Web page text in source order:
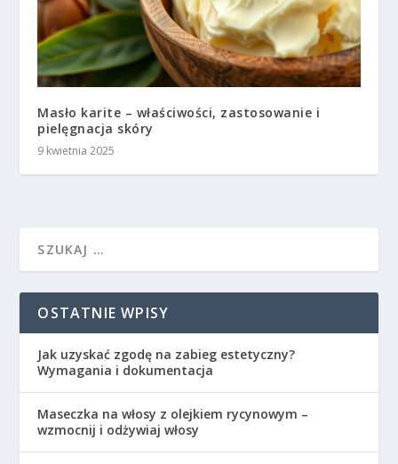
Masło karite – właściwości, zastosowanie i
pielęgnacja skóry
9 kwietnia 2025
OSTATNIE WPISY
Jak uzyskać zgodę na zabieg estetyczny?
Wymagania i dokumentacja
Maseczka na włosy z olejkiem rycynowym –
wzmocnij i odżywiaj włosy